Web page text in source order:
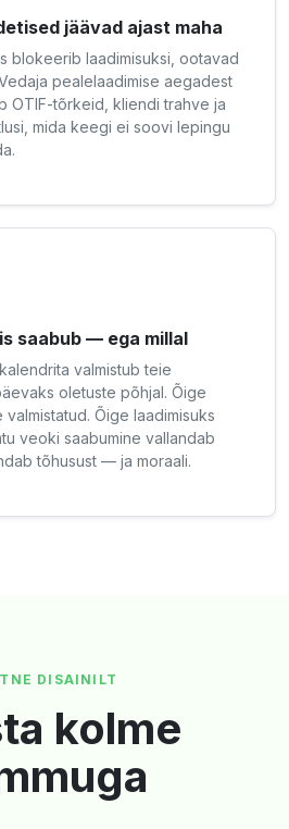
jäävad ajast maha
blokeerib laadimisuksi, ootavad
pealelaadimise aegadest
OTIF-tõrkeid, kliendi trahve ja
mida keegi ei soovi lepingu
saabub — ega millal
valmistub teie
oletuste põhjal. Õige
Õige laadimisuks
veoki saabumine vallandab
tõhusust — ja moraali.
DISAINILT
kolme